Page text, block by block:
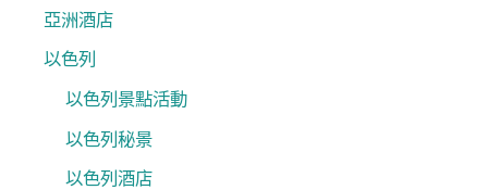
亞洲酒店
以色列
以色列景點活動
以色列秘景
以色列酒店